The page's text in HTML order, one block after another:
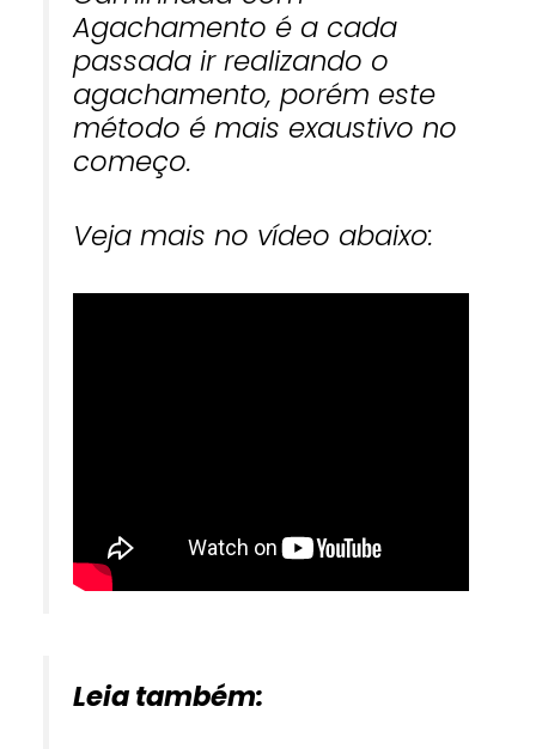
Agachamento é a cada
passada ir realizando o
agachamento, porém este
método é mais exaustivo no
começo.
Veja mais no vídeo abaixo:
Leia também: